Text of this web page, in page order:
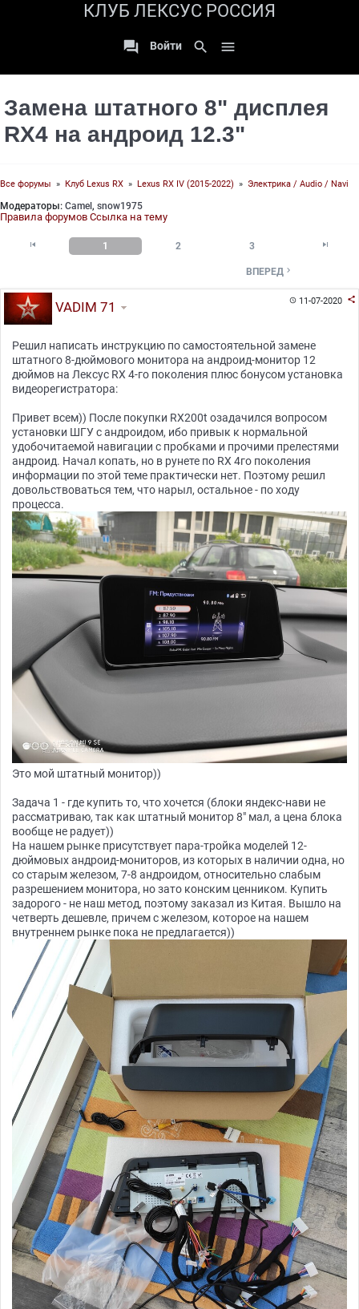
КЛУБ ЛЕКСУС РОССИЯ
 Войти search 
Замена штатного 8" дисплея
RX4 на андроид 12.3"
Все форумы » Клуб Lexus RX » Lexus RX IV (2015-2022) » Электрика / Audio / Navi
Модераторы: Camel , snow1975
Правила форумов Ссылка на тему
 1 2 3 
ВПЕРЕД 
11-07-2020 
VADIM 71
Решил написать инструкцию по самостоятельной замене
штатного 8-дюймового монитора на андроид-монитор 12
дюймов на Лексус RX 4-го поколения плюс бонусом установка
видеорегистратора:
Привет всем)) После покупки RX200t озадачился вопросом
установки ШГУ с андроидом, ибо привык к нормальной
удобочитаемой навигации с пробками и прочими прелестями
андроид. Начал копать, но в рунете по RX 4го поколения
информации по этой теме практически нет. Поэтому решил
довольствоваться тем, что нарыл, остальное - по ходу
процесса.
Это мой штатный монитор))
Задача 1 - где купить то, что хочется (блоки яндекс-нави не
рассматриваю, так как штатный монитор 8" мал, а цена блока
вообще не радует))
На нашем рынке присутствует пара-тройка моделей 12-
дюймовых андроид-мониторов, из которых в наличии одна, но
со старым железом, 7-8 андроидом, относительно слабым
разрешением монитора, но зато конским ценником. Купить
задорого - не наш метод, поэтому заказал из Китая. Вышло на
четверть дешевле, причем с железом, которое на нашем
внутреннем рынке пока не предлагается))